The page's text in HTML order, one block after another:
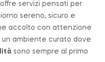
offre servizi pensati per
sereno, sicuro e
accolto con attenzione
ambiente curato dove
sono sempre al primo